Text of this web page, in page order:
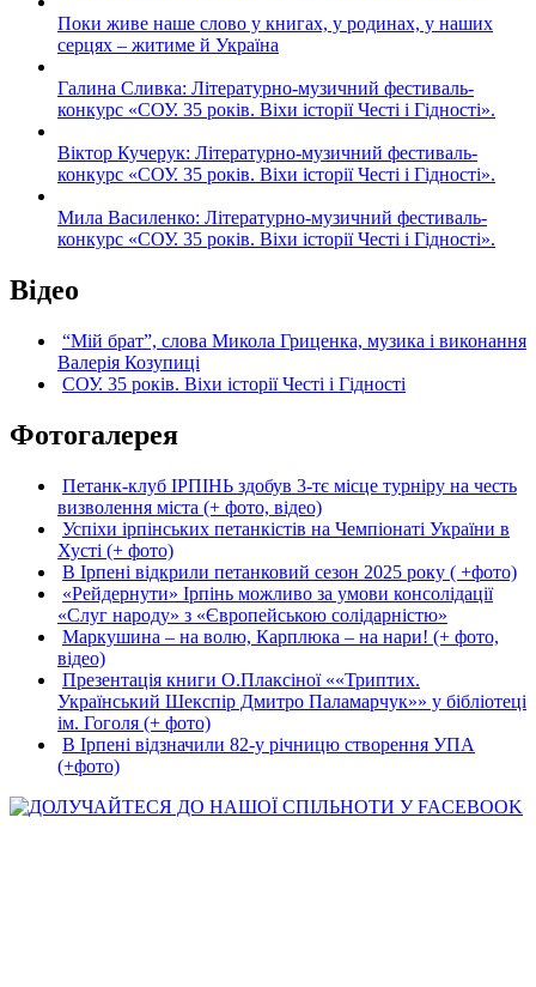
Поки живе наше слово у книгах, у родинах, у наших
серцях – житиме й Україна
Галина Сливка: Літературно-музичний фестиваль-
конкурс «СОУ. 35 років. Віхи історії Честі і Гідності».
Віктор Кучерук: Літературно-музичний фестиваль-
конкурс «СОУ. 35 років. Віхи історії Честі і Гідності».
Мила Василенко: Літературно-музичний фестиваль-
конкурс «СОУ. 35 років. Віхи історії Честі і Гідності».
Відео
“Мій брат”, слова Микола Гриценка, музика і виконання
Валерія Козупиці
СОУ. 35 років. Віхи історії Честі і Гідності
Фотогалерея
Петанк-клуб ІРПІНЬ здобув 3-тє місце турніру на честь
визволення міста (+ фото, відео)
Успіхи ірпінських петанкістів на Чемпіонаті України в
Хусті (+ фото)
В Ірпені відкрили петанковий сезон 2025 року ( +фото)
«Рейдернути» Ірпінь можливо за умови консолідації
«Слуг народу» з «Європейською солідарністю»
Маркушина – на волю, Карплюка – на нари! (+ фото,
відео)
Презентація книги О.Плаксіної ««Триптих.
Український Шекспір Дмитро Паламарчук»» у бібліотеці
ім. Гоголя (+ фото)
В Ірпені відзначили 82-у річницю створення УПА
(+фото)